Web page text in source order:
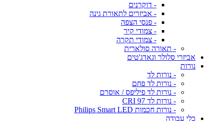
- דוקרנים
- אביזרים לתאורת גינה
- פנסי הצפה
- צמודי קיר
- צמודי תקרה
- תאורה סולארית
אביזרי סלולר וגאדג'טים
נורות
- נורות לד
- נורות לד פחם
- נורות לד פיליפס / אוסרם
- נורות לד CRI 97
- נורות חכמות Philips Smart LED
כלי עבודה